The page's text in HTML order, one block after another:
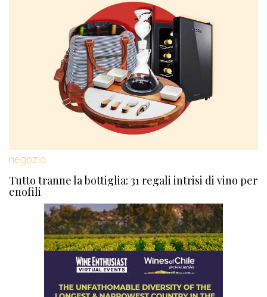
negozio
Tutto tranne la bottiglia: 31 regali intrisi di vino per
enofili